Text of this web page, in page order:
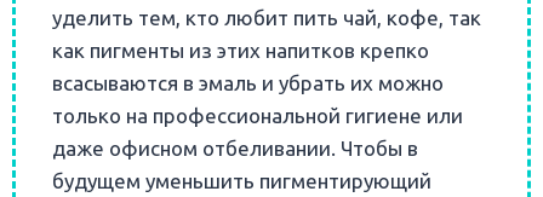
уделить тем, кто любит пить чай, кофе, так
как пигменты из этих напитков крепко
всасываются в эмаль и убрать их можно
только на профессиональной гигиене или
даже офисном отбеливании. Чтобы в
будущем уменьшить пигментирующий